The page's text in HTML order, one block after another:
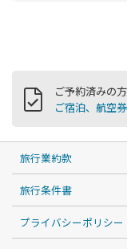
ご予約済みの方
ご宿泊、航空
旅行業約款
旅行条件書
プライバシーポリシー